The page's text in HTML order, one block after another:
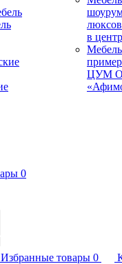
в
ЦУМ
0
Избранные товары 0